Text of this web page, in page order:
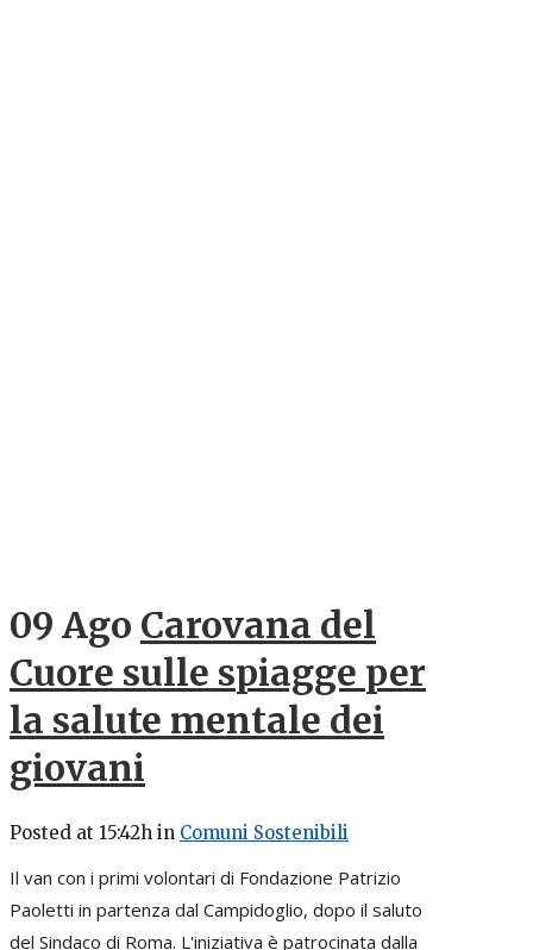
09 Ago Carovana del
Cuore sulle spiagge per
la salute mentale dei
giovani
Posted at 15:42h in Comuni Sostenibili
Il van con i primi volontari di Fondazione Patrizio
Paoletti in partenza dal Campidoglio, dopo il saluto
del Sindaco di Roma. L'iniziativa è patrocinata dalla